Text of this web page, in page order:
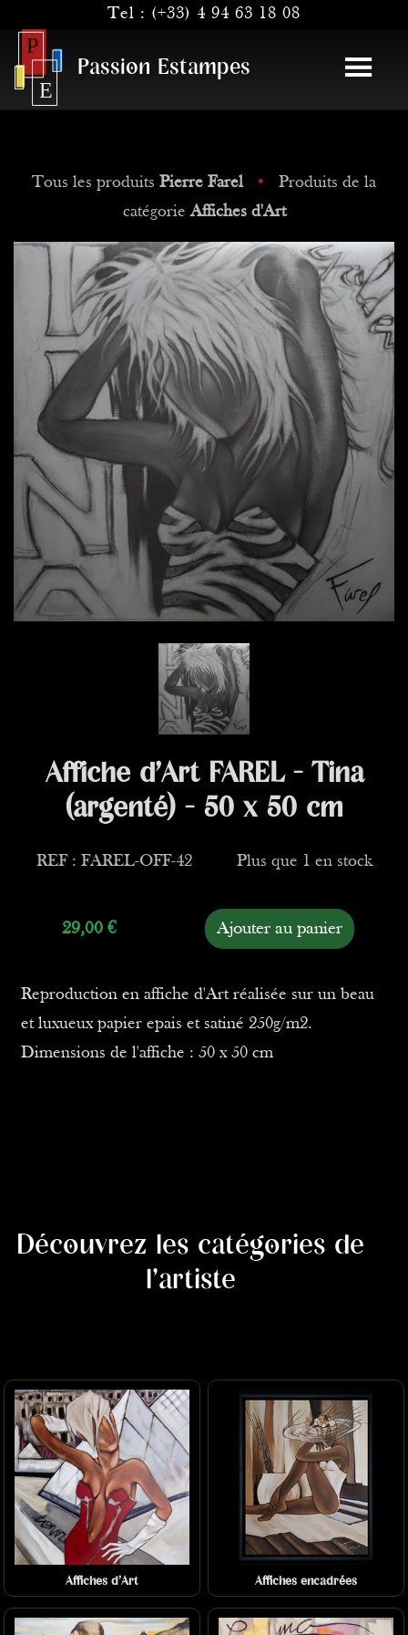
Tel : (+33) 4 94 63 18 08
Passion Estampes
Tous les produits Pierre Farel •
Produits de la
catégorieAffiches d'Art
Affiche d’Art FAREL - Tina
(argenté) - 50 x 50 cm
REF : FAREL-OFF-42 Plus que 1 en stock
29,00€ Ajouter au panier
Reproduction en affiche d'Art réalisée sur un beau
et luxueux papier epais et satiné 250g/m2.
Dimensions de l'affiche : 50 x 50 cm
Découvrez les catégories de
l'artiste
Affiches d'Art Affiches encadrées